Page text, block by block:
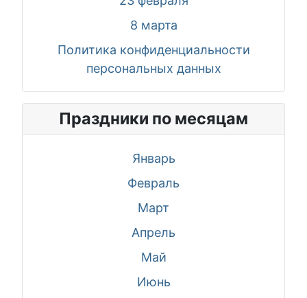
8 марта
Политика конфиденциальности
персональных данных
Праздники по месяцам
Январь
Февраль
Март
Апрель
Май
Июнь